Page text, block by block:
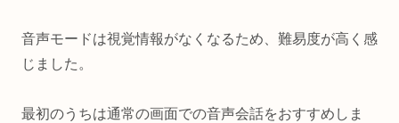
音声モードは視覚情報がなくなるため、難易度が高く感
じました。
最初のうちは通常の画面での音声会話をおすすめしま